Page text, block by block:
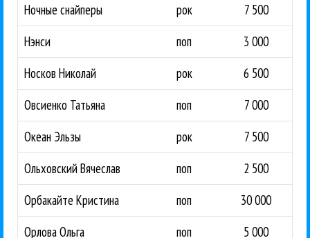
Ночные снайперы
рок
7 500
Нэнси
поп
3 000
Носков Николай
рок
6 500
Овсиенко Татьяна
поп
7 000
Океан Эльзы
рок
7 500
Ольховский Вячеслав
поп
2 500
Орбакайте Кристина
поп
30 000
Орлова Ольга
поп 5 000